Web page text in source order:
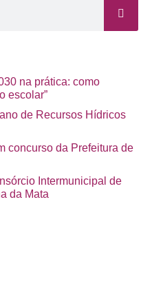
na prática: como
escolar”
de Recursos Hídricos
concurso da Prefeitura de
Intermunicipal de
da Mata